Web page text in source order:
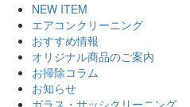
NEW ITEM
エアコンクリーニング
おすすめ情報
オリジナル商品のご案内
お掃除コラム
お知らせ